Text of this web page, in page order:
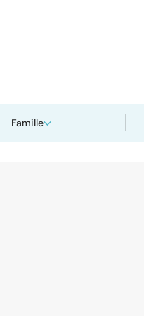
Famille